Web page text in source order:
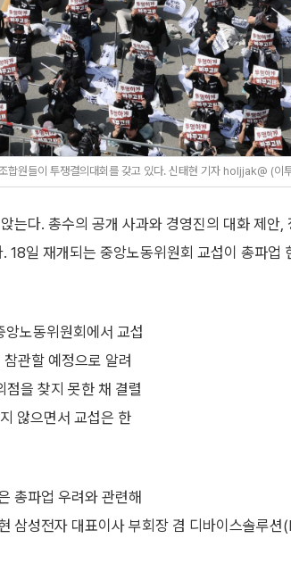
원들이 투쟁결의대회를 갖고 있다. 신태현 기자 holjjak@ (이
는다. 총수의 공개 사과와 경영진의 대화 제안,
일 재개되는 중앙노동위원회 교섭이 총파업
노동위원회에서 교섭
관할 예정으로 알려
점을 찾지 못한 채 결렬
않으면서 교섭은 한
총파업 우려와 관련해
삼성전자 대표이사 부회장 겸 디바이스솔루션